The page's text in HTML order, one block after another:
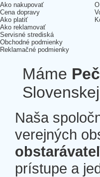
Ako nakupovať
Cena dopravy
Ako platiť
Ako reklamovať
Servisné strediská
Obchodné podmienky
Reklamačné podmienky
Máme
Naša
verejných
prístupe a